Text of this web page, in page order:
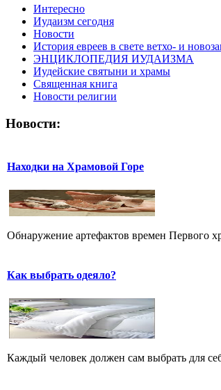
Интересно
Иудаизм сегодня
Новости
История евреев в свете ветхо- и
ЭНЦИКЛОПЕДИЯ ИУДАИЗМА
Иудейские святыни и храмы
Священная книга
Новости религии
Новости:
Находки на Храмовой Горе
Обнаружение артефактов времен Первого
Как выбрать одеяло?
Каждый человек должен сам выбрать для